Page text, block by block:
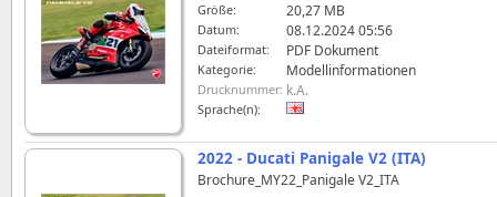
Größe: 20,27 MB
Datum: 08.12.2024 05:56
Dateiformat: PDF Dokument
Kategorie: Modellinformationen
Drucknummer: k.A.
Sprache(n):
2022 - Ducati Panigale V2 (ITA)
Brochure_MY22_Panigale V2_ITA